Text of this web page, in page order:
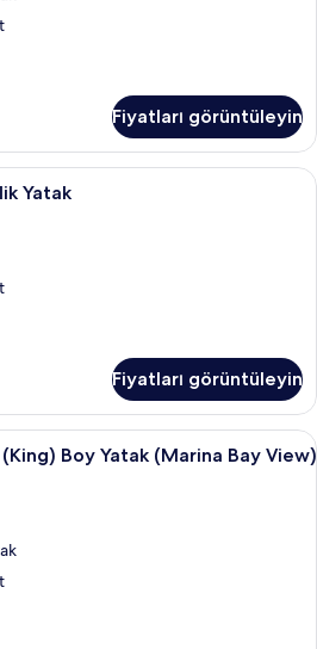
Fiyatları görüntüleyin
Minibar, odada kasa, masa, güneşlik/
Yatak
Fiyatları görüntüleyin
Premier Oda, 1 En Büyük (King) Boy
Boy Yatak (Marina Bay View)